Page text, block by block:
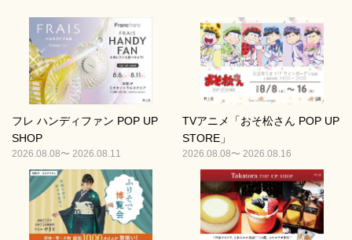
フレ ハンディファン POP UP
SHOP
2026.08.08〜 2026.08.11
TVアニメ「おそ松さん POP UP
STORE」
2026.08.08〜 2026.08.16